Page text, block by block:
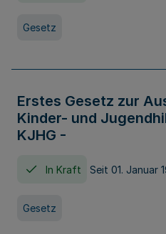
Gesetz
Erstes Gesetz zur
Kinder- und
KJHG -
In Kraft Seit 01. Januar
Gesetz